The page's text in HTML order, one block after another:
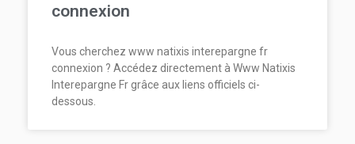
connexion
Vous cherchez www natixis interepargne fr
connexion ? Accédez directement à Www Natixis
Interepargne Fr grâce aux liens officiels ci-
dessous.